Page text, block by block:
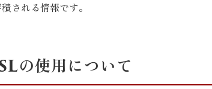
される情報です。
の使用について